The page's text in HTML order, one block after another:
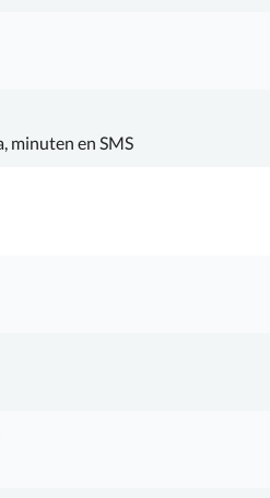
minuten en SMS